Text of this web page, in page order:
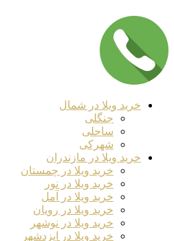
خرید ویلا در شمال
جنگلی
ساحلی
شهرکی
خرید ویلا در مازندران
خرید ویلا در چمستان
خرید ویلا در نور
خرید ویلا در آمل
خرید ویلا در رویان
خرید ویلا در نوشهر
خرید ویلا در ایزدشهر